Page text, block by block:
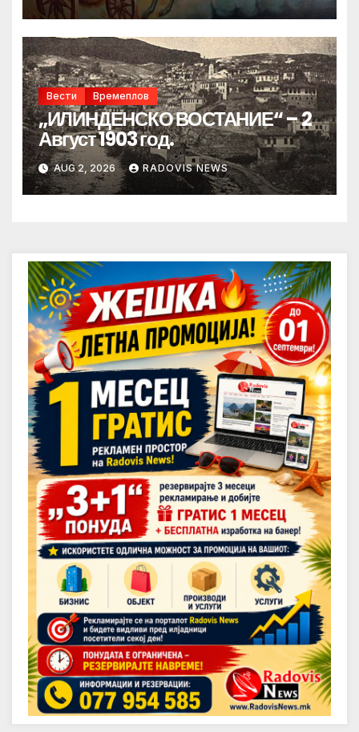
Вести Времеплов
„ИЛИНДЕНСКО ВОСТАНИЕ“ – 2
Август 1903 год.
AUG 2, 2026 RADOVIS NEWS